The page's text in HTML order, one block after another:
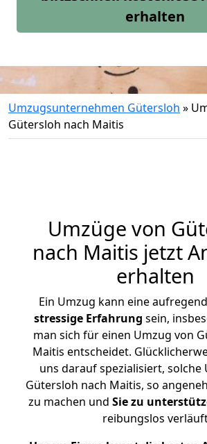
erhalten
Umzugsunternehmen Gütersloh »
Gütersloh nach Maitis
Umzüge von
nach Maitis jetzt
erhalten
Ein Umzug kann eine
stressige Erfahrung sein,
man sich für einen Umzug von
Maitis entscheidet.
uns darauf spezialisiert, solche
Gütersloh nach Maitis, so
zu machen und Sie zu
reibungslos